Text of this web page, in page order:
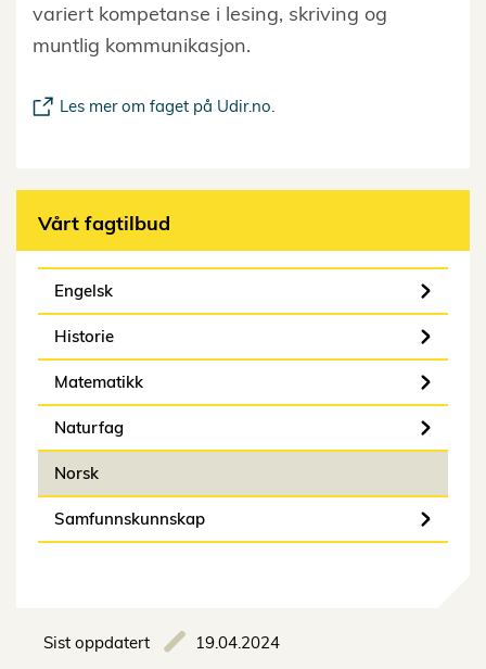
variert kompetanse i lesing, skriving og
muntlig kommunikasjon.
Les mer om faget på Udir.no.
Vårt fagtilbud
Engelsk
Historie
Matematikk
Naturfag
Norsk
Samfunnskunnskap
Sist oppdatert 19.04.2024